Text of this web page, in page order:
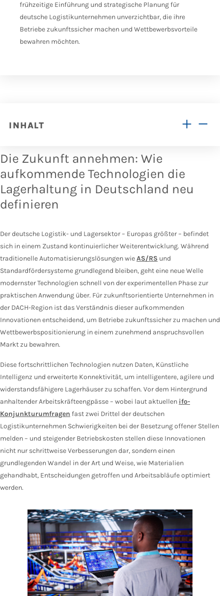
frühzeitige Einführung und strategische Planung für
deutsche Logistikunternehmen unverzichtbar, die ihre
Betriebe zukunftssicher machen und Wettbewerbsvorteile
bewahren möchten.
INHALT
Die Zukunft annehmen: Wie
aufkommende Technologien die
Lagerhaltung in Deutschland neu
definieren
Der deutsche Logistik- und Lagersektor – Europas größter – befindet
sich in einem Zustand kontinuierlicher Weiterentwicklung. Während
traditionelle Automatisierungslösungen wieAS/RS und
Standardfördersysteme grundlegend bleiben, geht eine neue Welle
modernster Technologien schnell von der experimentellen Phase zur
praktischen Anwendung über. Für zukunftsorientierte Unternehmen in
der DACH-Region ist das Verständnis dieser aufkommenden
Innovationen entscheidend, um Betriebe zukunftssicher zu machen und
Wettbewerbspositionierung in einem zunehmend anspruchsvollen
Markt zu bewahren.
Diese fortschrittlichen Technologien nutzen Daten, Künstliche
Intelligenz und erweiterte Konnektivität, um intelligentere, agilere und
widerstandsfähigere Lagerhäuser zu schaffen. Vor dem Hintergrund
anhaltender Arbeitskräfteengpässe – wobei laut aktuellen ifo-
Konjunkturumfragen fast zwei Drittel der deutschen
Logistikunternehmen Schwierigkeiten bei der Besetzung offener Stellen
melden – und steigender Betriebskosten stellen diese Innovationen
nicht nur schrittweise Verbesserungen dar, sondern einen
grundlegenden Wandel in der Art und Weise, wie Materialien
gehandhabt, Entscheidungen getroffen und Arbeitsabläufe optimiert
werden.